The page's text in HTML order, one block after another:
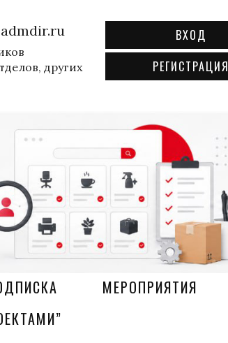
других
ВХОД
РЕГИСТРАЦИЯ
МЕРОПРИЯТИЯ